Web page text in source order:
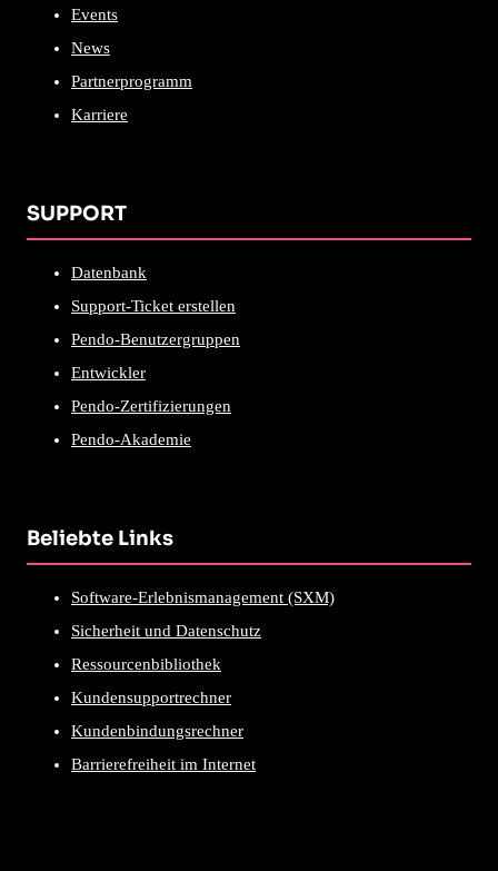
Events
News
Partnerprogramm
Karriere
SUPPORT
Datenbank
Support-Ticket erstellen
Pendo-Benutzergruppen
Entwickler
Pendo-Zertifizierungen
Pendo-Akademie
Beliebte Links
Software-Erlebnismanagement (SXM)
Sicherheit und Datenschutz
Ressourcenbibliothek
Kundensupportrechner
Kundenbindungsrechner
Barrierefreiheit im Internet